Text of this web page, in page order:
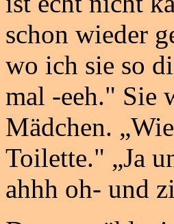
schon wieder
wo ich sie so
mal -eeh." Sie
Mädchen.
Toilette." „Ja
ahhh oh- und